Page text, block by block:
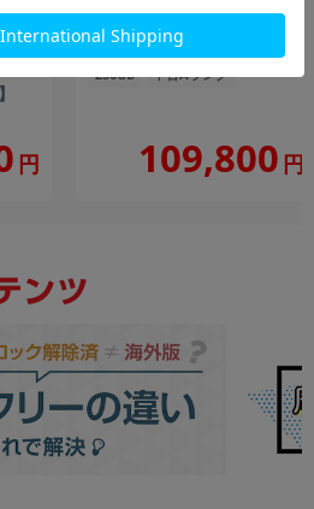
ブ
円
【RAM12GB/ROM256GB
au版SIMフリー】
256GB 中古Aランク
109,800 円